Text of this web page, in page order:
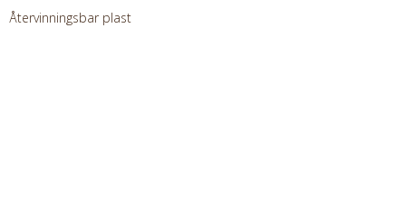
Återvinningsbar plast